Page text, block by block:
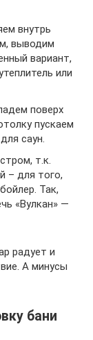
внутрь
выводим
вариант,
или
поверх
пускаем
саун.
т.к.
– для того,
Так,
«Вулкан» —
радует и
А минусы
бани